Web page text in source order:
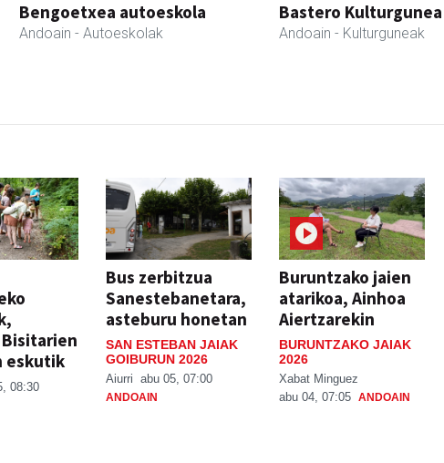
Bengoetxea autoeskola
Andoain - Autoeskolak
Bastero Kulturgunea
Andoain - Kulturguneak
eskutik
08:30
Bus zerbitzua
Sanestebanetara,
asteburu honetan
SAN ESTEBAN JAIAK
GOIBURUN 2026
Aiurri abu 05, 07:00
ANDOAIN
Buruntzako jaien
atarikoa, Ainhoa
Aiertzarekin
BURUNTZAKO JAIAK
2026
Xabat Minguez
abu 04, 07:05 ANDOAIN